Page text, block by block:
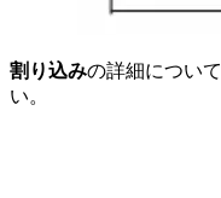
割り込みの詳細について
い。